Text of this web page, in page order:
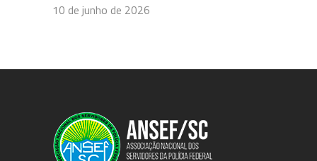
10 de junho de 2026